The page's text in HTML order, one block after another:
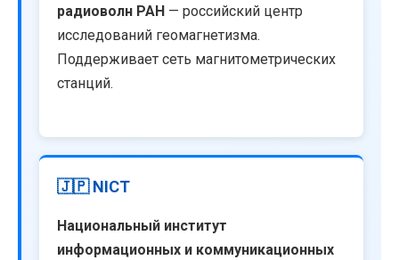
радиоволн РАН — российский центр
исследований геомагнетизма.
Поддерживает сеть магнитометрических
станций.
🇯🇵 NICT
Национальный институт
информационных и коммуникационных